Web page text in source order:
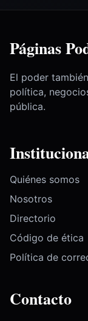
Páginas
El poder
política,
pública.
Quiénes somos
Nosotros
Directorio
Código de ética
Política de
Contacto